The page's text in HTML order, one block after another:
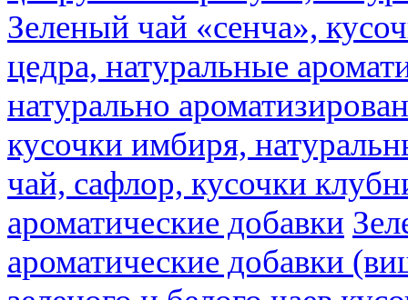
Зеленый чай «сенча»,
цедра, натуральные
натурально
кусочки имбиря,
чай, сафлор, кусочки
ароматические добавки
ароматические добавки